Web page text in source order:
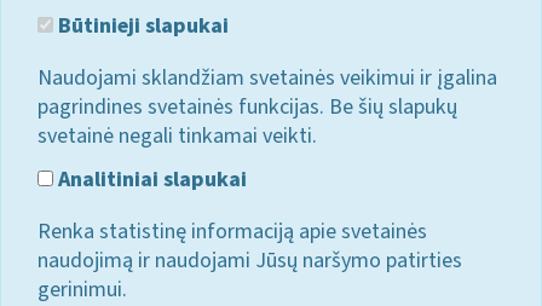
Būtinieji slapukai
Naudojami sklandžiam svetainės veikimui ir įgalina
pagrindines svetainės funkcijas. Be šių slapukų
svetainė negali tinkamai veikti.
Analitiniai slapukai
Renka statistinę informaciją apie svetainės
naudojimą ir naudojami Jūsų naršymo patirties
gerinimui.